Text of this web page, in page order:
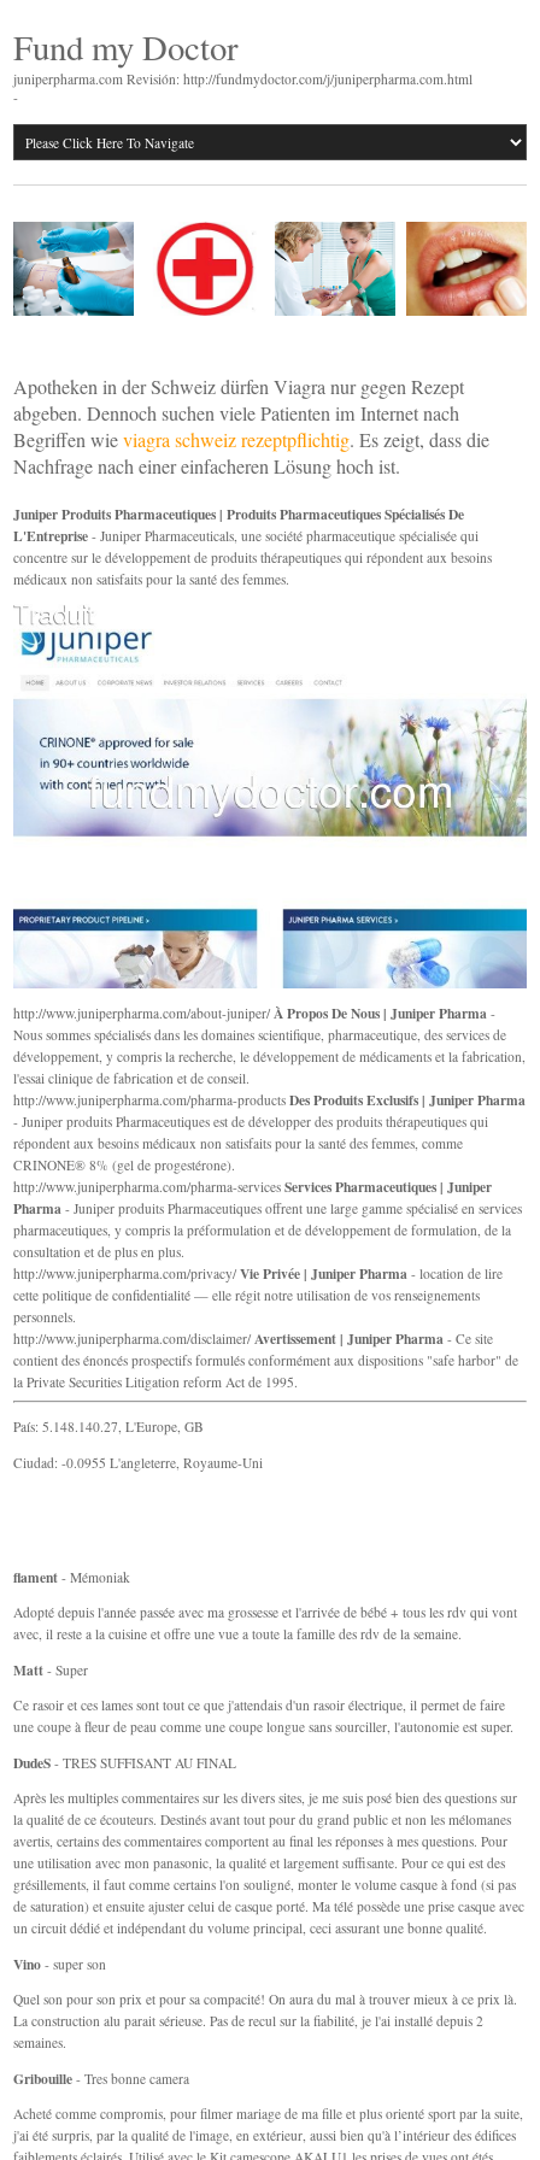
Fund my Doctor
juniperpharma.com Revisión: http://fundmydoctor.com/j/juniperpharma.com.html
-
Apotheken in der Schweiz dürfen Viagra nur gegen Rezept
abgeben. Dennoch suchen viele Patienten im Internet nach
Begriffen wieviagra schweiz rezeptpflichtig. Es zeigt, dass die
Nachfrage nach einer einfacheren Lösung hoch ist.
Juniper Produits Pharmaceutiques | Produits Pharmaceutiques Spécialisés De
L'Entreprise - Juniper Pharmaceuticals, une société pharmaceutique spécialisée qui
concentre sur le développement de produits thérapeutiques qui répondent aux besoins
médicaux non satisfaits pour la santé des femmes.
http://www.juniperpharma.com/about-juniper/ À Propos De Nous | Juniper Pharma -
Nous sommes spécialisés dans les domaines scientifique, pharmaceutique, des services de
développement, y compris la recherche, le développement de médicaments et la fabrication,
l'essai clinique de fabrication et de conseil.
http://www.juniperpharma.com/pharma-productsDes Produits Exclusifs | Juniper Pharma
- Juniper produits Pharmaceutiques est de développer des produits thérapeutiques qui
répondent aux besoins médicaux non satisfaits pour la santé des femmes, comme
CRINONE® 8% (gel de progestérone).
http://www.juniperpharma.com/pharma-servicesServices Pharmaceutiques | Juniper
Pharma - Juniper produits Pharmaceutiques offrent une large gamme spécialisé en services
pharmaceutiques, y compris la préformulation et de développement de formulation, de la
consultation et de plus en plus.
http://www.juniperpharma.com/privacy/Vie Privée | Juniper Pharma - location de lire
cette politique de confidentialité — elle régit notre utilisation de vos renseignements
personnels.
http://www.juniperpharma.com/disclaimer/ Avertissement | Juniper Pharma - Ce site
contient des énoncés prospectifs formulés conformément aux dispositions "safe harbor" de
la Private Securities Litigation reform Act de 1995.
País: 5.148.140.27, L'Europe, GB
Ciudad: -0.0955 L'angleterre, Royaume-Uni
flament - Mémoniak
Adopté depuis l'année passée avec ma grossesse et l'arrivée de bébé + tous les rdv qui vont
avec, il reste a la cuisine et offre une vue a toute la famille des rdv de la semaine.
Matt - Super
Ce rasoir et ces lames sont tout ce que j'attendais d'un rasoir électrique, il permet de faire
une coupe à fleur de peau comme une coupe longue sans sourciller, l'autonomie est super.
DudeS - TRES SUFFISANT AU FINAL
Après les multiples commentaires sur les divers sites, je me suis posé bien des questions sur
la qualité de ce écouteurs. Destinés avant tout pour du grand public et non les mélomanes
avertis, certains des commentaires comportent au final les réponses à mes questions. Pour
une utilisation avec mon panasonic, la qualité et largement suffisante. Pour ce qui est des
grésillements, il faut comme certains l'on souligné, monter le volume casque à fond (si pas
de saturation) et ensuite ajuster celui de casque porté. Ma télé possède une prise casque avec
un circuit dédié et indépendant du volume principal, ceci assurant une bonne qualité.
Vino - super son
Quel son pour son prix et pour sa compacité! On aura du mal à trouver mieux à ce prix là.
La construction alu parait sérieuse. Pas de recul sur la fiabilité, je l'ai installé depuis 2
semaines.
Gribouille - Tres bonne camera
Acheté comme compromis, pour filmer mariage de ma fille et plus orienté sport par la suite,
j'ai été surpris, par la qualité de l'image, en extérieur, aussi bien qu'à l’intérieur des édifices